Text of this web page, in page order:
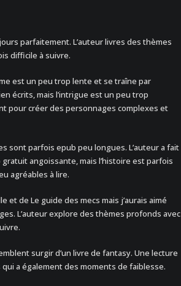
parfaitement. L’auteur livres des thèmes
difficile à suivre.
est un peu trop lente et se traîne par
écrits, mais l’intrigue est un peu trop
pour créer des personnages complexes et
sont parfois epub peu longues. L’auteur a fait
angoissante, mais l’histoire est parfois
agréables à lire.
et de Le guide des mecs mais j’aurais aimé
L’auteur explore des thèmes profonds avec
surgir d’un livre de fantasy. Une lecture
a également des moments de faiblesse.